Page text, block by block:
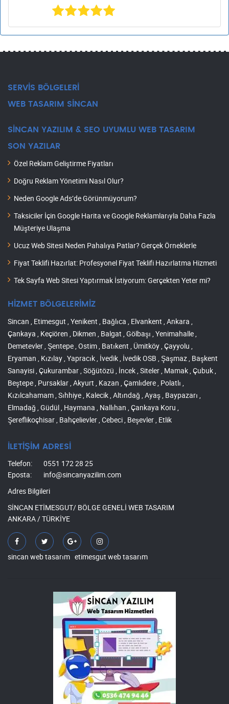
SERVİS BÖLGELERİ
WEB TASARIM SİNCAN
SİNCAN YAZILIM & SEO UYUMLU WEB TASARIM
SON YAZILAR
Özel Reklam Geliştirme Fiyatları
Doğru Reklam Yönetimi Nasıl Olur?
Neden Google Ads’de Görünmüyorum?
Taksiciler İçin Google Harita ve Google Reklamlarıyla Daha Fazla
Müşteriye Ulaşma
Ucuz Web Sitesi Neden Pahalıya Patlar? Gerçek Örneklerle
Fiyat Teklifi Hazırlat: Profesyonel Fiyat Teklifi Hazırlatma Hizmeti
Tek Sayfa Web Sitesi Yaptırmak İstiyorum: Gerçekten Yeter mi?
HİZMET BÖLGELERİMİZ
Sincan , Etimesgut , Yenikent , Bağlıca , Elvankent , Ankara ,
Çankaya , Keçiören , Dikmen , Balgat , Gölbaşı , Yenimahalle ,
Demetevler , Şentepe , Ostim , Batıkent , Ümitköy , Çayyolu ,
Eryaman , Kızılay , Yapracık , İvedik , İvedik OSB , Şaşmaz , Başkent
Sanayisi , Çukurambar , Söğütözü , İncek , Siteler , Mamak , Çubuk ,
Beştepe , Pursaklar , Akyurt , Kazan , Çamlıdere , Polatlı ,
Kızılcahamam , Sıhhiye , Kalecik , Altındağ , Ayaş , Baypazarı ,
Elmadağ , Güdül , Haymana , Nallıhan , Çankaya Koru ,
Şereflikoçhisar , Bahçelievler , Cebeci , Beşevler , Etlik
İLETİŞİM ADRESİ
Telefon:
0551 172 28 25
Eposta:
info@sincanyazilim.com
Adres Bilgileri
SİNCAN ETİMESGUT/ BÖLGE GENELİ WEB TASARIM
ANKARA / TÜRKİYE
sincan web tasarım etimesgut web tasarım